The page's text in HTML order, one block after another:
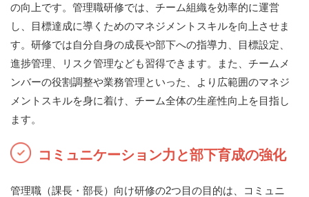
の向上です。管理職研修では、チーム組織を効率的に運営
し、目標達成に導くためのマネジメントスキルを向上させま
す。研修では自分自身の成長や部下への指導力、目標設定、
進捗管理、リスク管理なども習得できます。また、チームメ
ンバーの役割調整や業務管理といった、より広範囲のマネジ
メントスキルを身に着け、チーム全体の生産性向上を目指し
ます。
コミュニケーション力と部下育成の強化
管理職（課長・部長）向け研修の2つ目の目的は、コミュニ